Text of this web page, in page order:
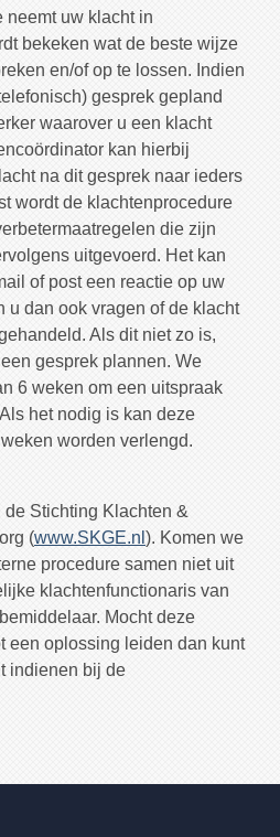
neemt uw klacht in
bekeken wat de beste wijze
en/of op te lossen. Indien
gesprek gepland
waarover u een klacht
kan hierbij
na dit gesprek naar ieders
wordt de klachtenprocedure
die zijn
uitgevoerd. Het kan
of post een reactie op uw
u dan ook vragen of de klacht
Als dit niet zo is,
gesprek plannen. We
6 weken om een uitspraak
het nodig is kan deze
worden verlengd.
Stichting Klachten &
(www.SKGE.nl ). Komen we
procedure samen niet uit
klachtenfunctionaris van
Mocht deze
een oplossing leiden dan kunt
indienen bij de